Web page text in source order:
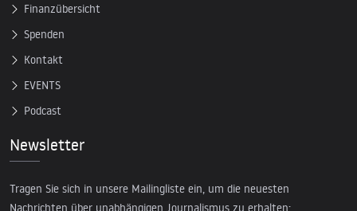
Finanzübersicht
Spenden
Kontakt
EVENTS
Podcast
Newsletter
Tragen Sie sich in unsere Mailingliste ein, um die neuesten
Nachrichten über unabhängigen Journalismus zu erhalten: